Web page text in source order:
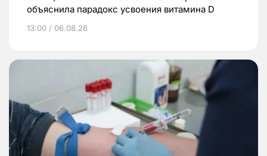
объяснила парадокс усвоения витамина D
13:00 / 06.08.26